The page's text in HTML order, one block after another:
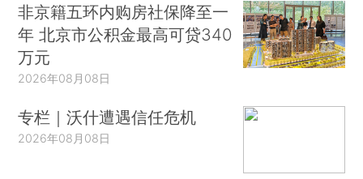
非京籍五环内购房社保降至一
年 北京市公积金最高可贷340
万元
2026年08月08日
专栏｜沃什遭遇信任危机
2026年08月08日